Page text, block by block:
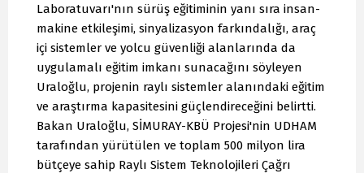
Laboratuvarı'nın sürüş eğitiminin yanı sıra insan-
makine etkileşimi, sinyalizasyon farkındalığı, araç
içi sistemler ve yolcu güvenliği alanlarında da
uygulamalı eğitim imkanı sunacağını söyleyen
Uraloğlu, projenin raylı sistemler alanındaki eğitim
ve araştırma kapasitesini güçlendireceğini belirtti.
Bakan Uraloğlu, SİMURAY-KBÜ Projesi'nin UDHAM
tarafından yürütülen ve toplam 500 milyon lira
bütçeye sahip Raylı Sistem Teknolojileri Çağrı